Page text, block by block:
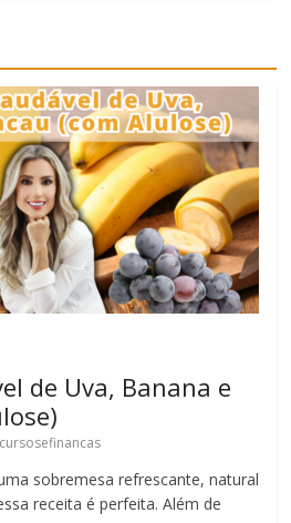
de Uva, Banana e
cursosefinancas
sobremesa refrescante, natural
receita é perfeita. Além de